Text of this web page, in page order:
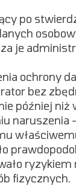
po
je
ochrony
bez
później niż
naruszenia
ryzykiem
fizycznych.